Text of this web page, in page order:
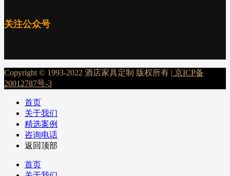
关注公众号
Copyright © 1993-2022 酒店家具定制 版权所有 | 京ICP备
20012787号-3
首页
关于我们
精选案例
咨询电话
返回顶部
首页